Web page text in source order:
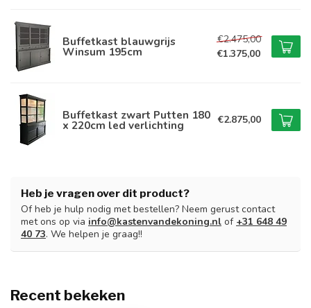
Buffetkast blauwgrijs
Winsum 195cm
€2.475,00
€1.375,00
Buffetkast zwart Putten 180
x 220cm led verlichting €2.875,00
Heb je vragen over dit product?
Of heb je hulp nodig met bestellen? Neem gerust contact
met ons op via info@kastenvandekoning.nl of +31 648 49
40 73. We helpen je graag!!
Recent bekeken